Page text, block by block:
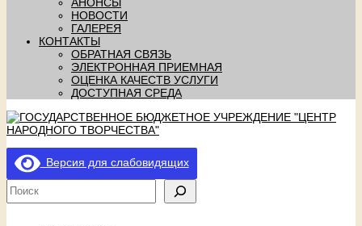
АНОНСЫ
НОВОСТИ
ГАЛЕРЕЯ
КОНТАКТЫ
ОБРАТНАЯ СВЯЗЬ
ЭЛЕКТРОННАЯ ПРИЕМНАЯ
ОЦЕНКА КАЧЕСТВ УСЛУГИ
ДОСТУПНАЯ СРЕДА
Версия для слабовидящих